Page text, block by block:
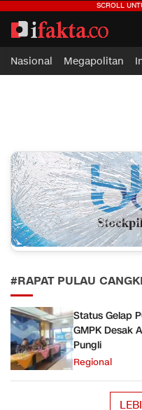
ifakta.co
#pastibenar
Nasional Megapolitan
#RAPAT PULAU
Status Gelap
GMPK Desak
Pungli
Regional